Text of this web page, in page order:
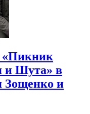
«Пикник
и Шута» в
Зощенко и